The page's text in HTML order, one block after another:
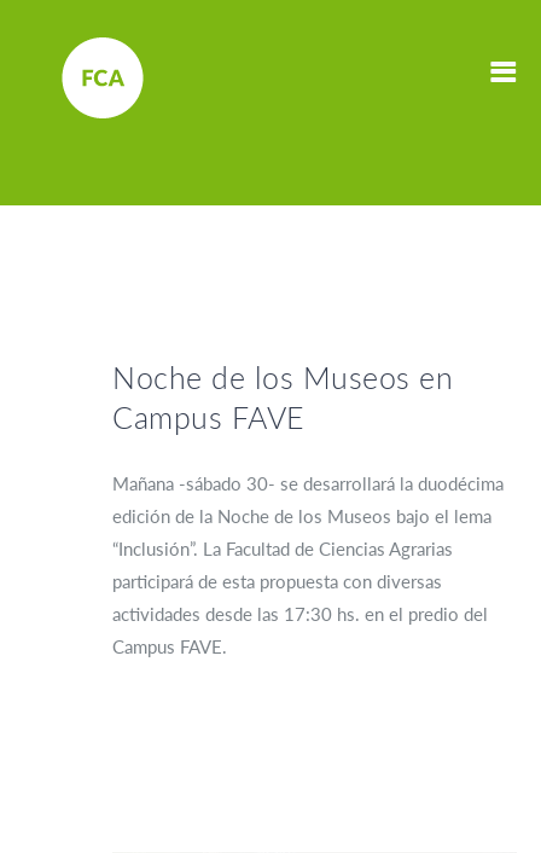
Noche de los Museos en
Campus FAVE
Mañana -sábado 30- se desarrollará la duodécima
edición de la Noche de los Museos bajo el lema
“Inclusión”. La Facultad de Ciencias Agrarias
participará de esta propuesta con diversas
actividades desde las 17:30 hs. en el predio del
Campus FAVE.